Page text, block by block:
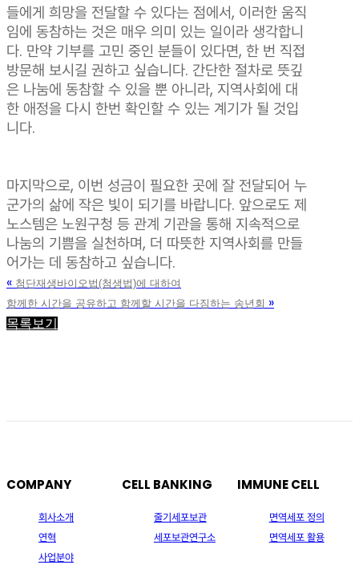
들에게 희망을 전달할 수 있다는 점에서, 이러한 움직
임에 동참하는 것은 매우 의미 있는 일이라 생각합니
다. 만약 기부를 고민 중인 분들이 있다면, 한 번 직접
방문해 보시길 권하고 싶습니다. 간단한 절차로 뜻깊
은 나눔에 동참할 수 있을 뿐 아니라, 지역사회에 대
한 애정을 다시 한번 확인할 수 있는 계기가 될 것입
니다.
마지막으로, 이번 성금이 필요한 곳에 잘 전달되어 누
군가의 삶에 작은 빛이 되기를 바랍니다. 앞으로도 제
노스템은 노원구청 등 관계 기관을 통해 지속적으로
나눔의 기쁨을 실천하며, 더 따뜻한 지역사회를 만들
어가는 데 동참하고 싶습니다.
« 첨단재생바이오법(첨생법)에 대하여
함께한 시간을 공유하고 함께할 시간을 다짐하는 송년회 »
목록보기
COMPANY
회사소개
연혁
사업분야
CELL BANKING
줄기세포보관
세포보관연구소
IMMUNE CELL
면역세포 정의
면역세포 활용